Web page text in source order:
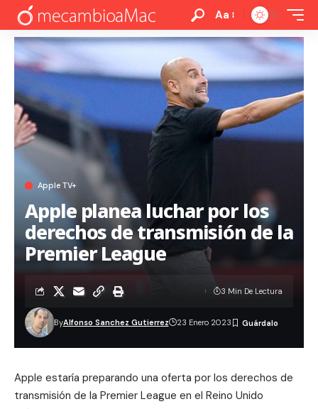
Aa
Apple TV+
Apple planea luchar por los
derechos de transmisión de la
Premier League
ByAlfonso Sanchez Gutierrez 23 Enero 2023
3 Min De Lectura
Apple estaría preparando una oferta por los derechos de
transmisión de la Premier League en el Reino Unido